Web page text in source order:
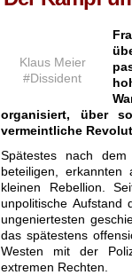
Klaus Meier
#Dissident
organisiert, über
vermeintliche
Spätestes nach
beteiligen, erkannten
kleinen Rebellion.
unpolitische Aufstand
ungeniertesten
das spätestens
Westen mit der
extremen Rechten.